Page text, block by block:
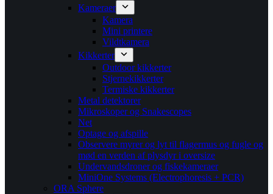
Kameraer
Kamera
Mini printere
Vildtkamera
Kikkerter
Outdoor kikkerter
Stjernekikkerter
Termiske kikkerter
Metal detektorer
Mikroskoper og Snakescopes
Net
Optage og afspille
Observere myrer og lyt til flagermus og fugle og
mød en verden af plysdyr i oversize
Undervandsdroner og fiskekameraer
MiniOne Systems (Electrophoresis + PCR)
ORA Sphere